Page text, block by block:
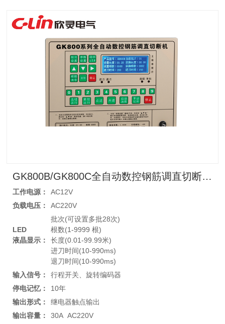
GK800B/GK800C全自动数控钢筋调直切断机控制器
工作电源：
AC12V
负载电压：
AC220V
LED
液晶显示：
批次(可设置多批28次)
根数(1-9999 根)
长度(0.01-99.99米)
进刀时间(10-990ms)
退刀时间(10-990ms)
输入信号：
行程开关、旋转编码器
停电记忆：
10年
输出形式：
继电器触点输出
输出容量：
30A AC220V